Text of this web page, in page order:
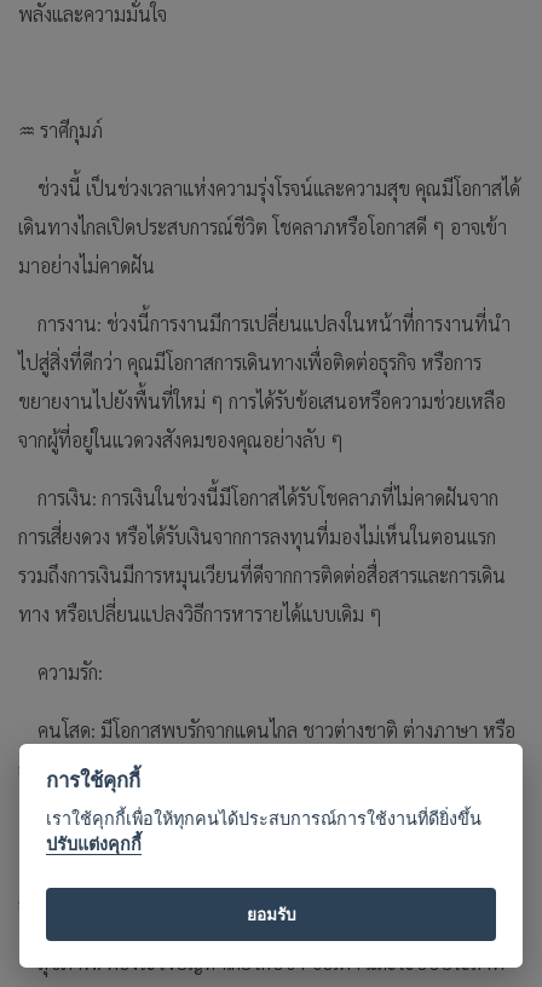
พลังและความมั่นใจ
♒ ราศีกุมภ์
ช่วงนี้ เป็นช่วงเวลาแห่งความรุ่งโรจน์และความสุข คุณมีโอกาสได้
เดินทางไกลเปิดประสบการณ์ชีวิต โชคลาภหรือโอกาสดี ๆ อาจเข้า
มาอย่างไม่คาดฝัน
การงาน: ช่วงนี้การงานมีการเปลี่ยนแปลงในหน้าที่การงานที่นำ
ไปสู่สิ่งที่ดีกว่า คุณมีโอกาสการเดินทางเพื่อติดต่อธุรกิจ หรือการ
ขยายงานไปยังพื้นที่ใหม่ ๆ การได้รับข้อเสนอหรือความช่วยเหลือ
จากผู้ที่อยู่ในแวดวงสังคมของคุณอย่างลับ ๆ
การเงิน: การเงินในช่วงนี้มีโอกาสได้รับโชคลาภที่ไม่คาดฝันจาก
การเสี่ยงดวง หรือได้รับเงินจากการลงทุนที่มองไม่เห็นในตอนแรก
รวมถึงการเงินมีการหมุนเวียนที่ดีจากการติดต่อสื่อสารและการเดิน
ทาง หรือเปลี่ยนแปลงวิธีการหารายได้แบบเดิม ๆ
ความรัก:
คนโสด: มีโอกาสพบรักจากแดนไกล ชาวต่างชาติ ต่างภาษา หรือ
การเข้าร่วมกิจกรรมทางสังคมร่วมกัน
คนมีคู่: คุณมีโอกาสที่จะเผยปมคลายใจ จากปัญหาความสัมพันธ์
สัมพันธ์แน่นแฟ้นกว่าเดิม
สุขภาพ: ต้องระวังปัญหาเกี่ยวกับขา ข้อเท้า และระบบประสาท
การใช้คุกกี้
เราใช้คุกกี้เพื่อให้ทุกคนได้ประสบการณ์การใช้งานที่ดียิ่งขึ้น
ปรับแต่งคุกกี้
ยอมรับ